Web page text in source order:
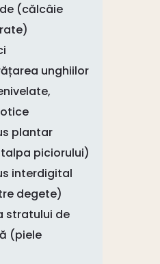
(călcâie
unghiilor
plantar
piciorului)
interdigital
degete)
stratului de
(piele